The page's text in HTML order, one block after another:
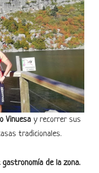
Vinuesa y recorrer sus
tradicionales.
de la zona.